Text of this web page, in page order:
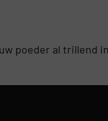
poeder al trillend